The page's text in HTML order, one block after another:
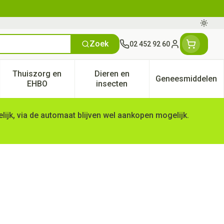
Zoek 02 452 92 60
Klant menu
categorie
voor Natuur geneeskunde categorie
Thuiszorg en
EHBOToon submenu voor Thuiszorg en EHBO categorie
Dieren en
insectenToon submenu voor Dieren
Geneesmiddelen
Toon
via de automaat blijven wel aankopen mogelijk.